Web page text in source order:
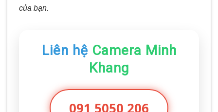
của bạn.
Liên hệ Camera Minh
Khang
091 5050 206